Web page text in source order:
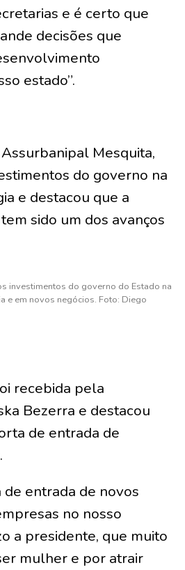
e é certo que
decisões que
estado”.
Mesquita,
do governo na
e destacou que a
sido um dos avanços
investimentos do governo do Estado na
e em novos negócios. Foto: Diego
recebida pela
Bezerra e destacou
de entrada de
de entrada de novos
no nosso
a presidente, que muito
mulher e por atrair